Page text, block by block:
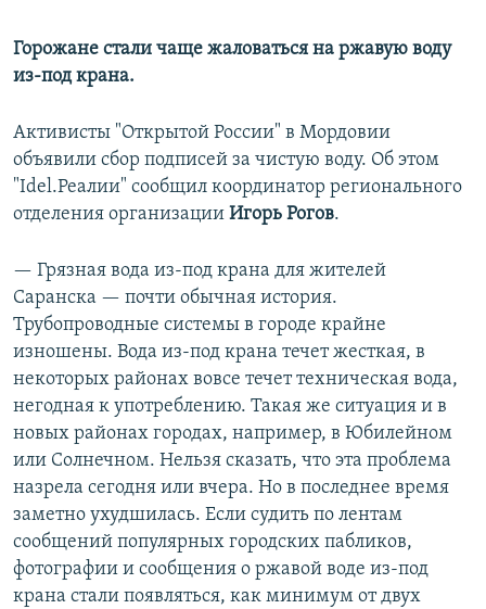
Все сайты РСЕ/РС
Горожане стали чаще жаловаться на ржавую воду
из-под крана.
Активисты "Открытой России" в Мордовии
объявили сбор подписей за чистую воду. Об этом
"Idel.Реалии" сообщил координатор регионального
отделения организации Игорь Рогов.
— Грязная вода из-под крана для жителей
Саранска — почти обычная история.
Трубопроводные системы в городе крайне
изношены. Вода из-под крана течет жесткая, в
некоторых районах вовсе течет техническая вода,
негодная к употреблению. Такая же ситуация и в
новых районах городах, например, в Юбилейном
или Солнечном. Нельзя сказать, что эта проблема
назрела сегодня или вчера. Но в последнее время
заметно ухудшилась. Если судить по лентам
сообщений популярных городских пабликов,
фотографии и сообщения о ржавой воде из-под
крана стали появляться, как минимум от двух